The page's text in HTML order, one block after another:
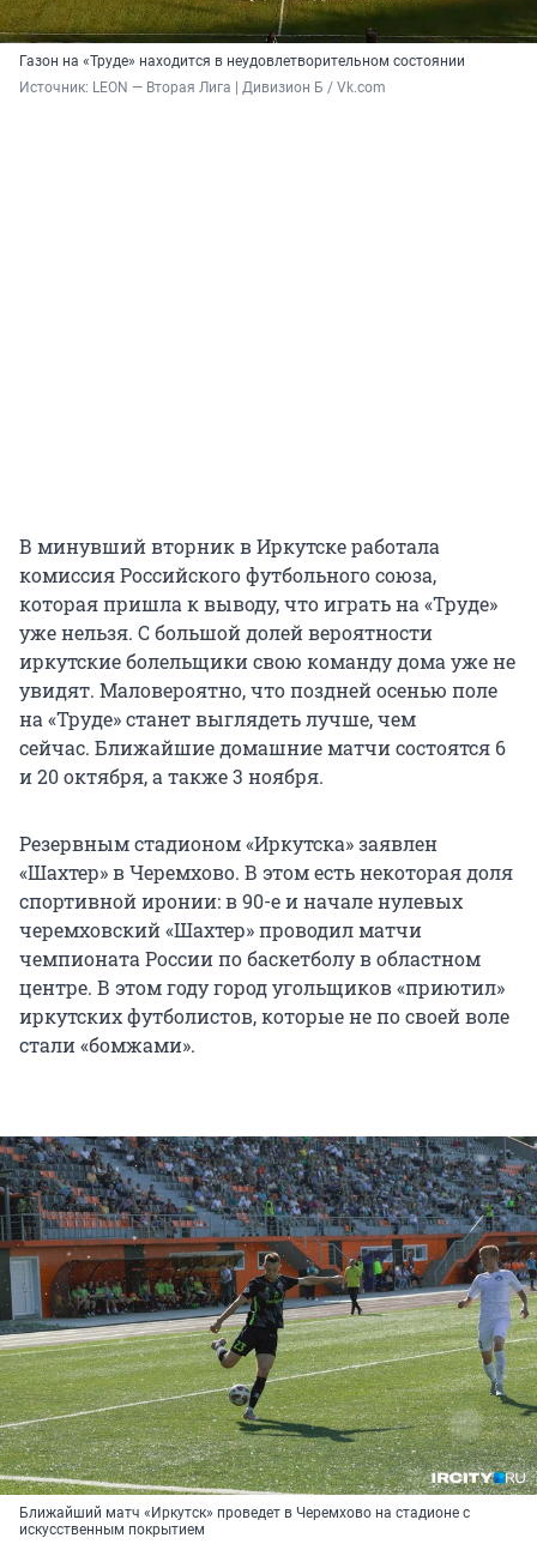
Газон на «Труде» находится в неудовлетворительном состоянии
Источник: LEON — Вторая Лига | Дивизион Б / Vk.com
В минувший вторник в Иркутске работала
комиссия Российского футбольного союза,
которая пришла к выводу, что играть на «Труде»
уже нельзя. С большой долей вероятности
иркутские болельщики свою команду дома уже не
увидят. Маловероятно, что поздней осенью поле
на «Труде» станет выглядеть лучше, чем
сейчас. Ближайшие домашние матчи состоятся 6
и 20 октября, а также 3 ноября.
Резервным стадионом «Иркутска» заявлен
«Шахтер» в Черемхово. В этом есть некоторая доля
спортивной иронии: в 90-е и начале нулевых
черемховский «Шахтер» проводил матчи
чемпионата России по баскетболу в областном
центре. В этом году город угольщиков «приютил»
иркутских футболистов, которые не по своей воле
стали «бомжами».
Ближайший матч «Иркутск» проведет в Черемхово на стадионе с
искусственным покрытием